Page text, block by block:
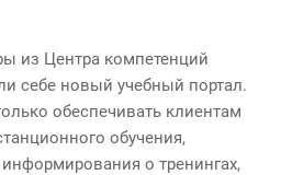
из Центра компетенций
себе новый учебный портал.
обеспечивать клиентам
обучения,
о тренингах,